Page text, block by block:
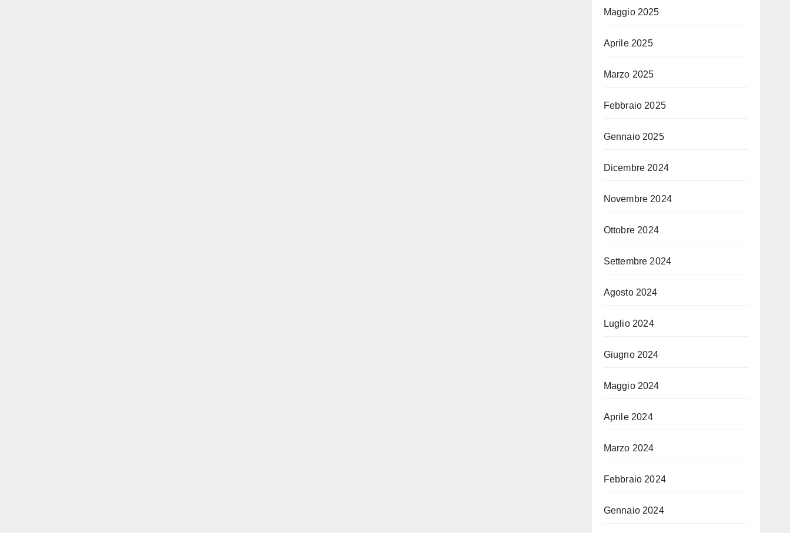
Maggio 2025
Aprile 2025
Marzo 2025
Febbraio 2025
Gennaio 2025
Dicembre 2024
Novembre 2024
Ottobre 2024
Settembre 2024
Agosto 2024
Luglio 2024
Giugno 2024
Maggio 2024
Aprile 2024
Marzo 2024
Febbraio 2024
Gennaio 2024